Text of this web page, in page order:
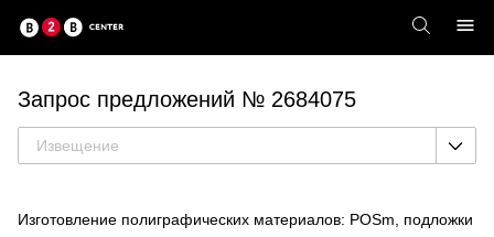
Запрос предложений № 2684075
Извещение
Изготовление полиграфических материалов: POSm, подложки